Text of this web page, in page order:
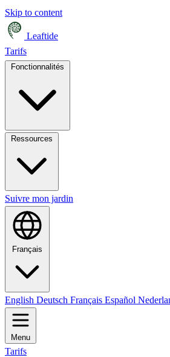
Skip to content
Leaftide
Tarifs
Suivre mon jardin
Français
English Deutsch Français Español
Menu
Tarifs